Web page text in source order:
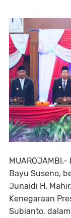
Bayu Suseno,
Junaidi H.
Kenegaraan
Subianto,